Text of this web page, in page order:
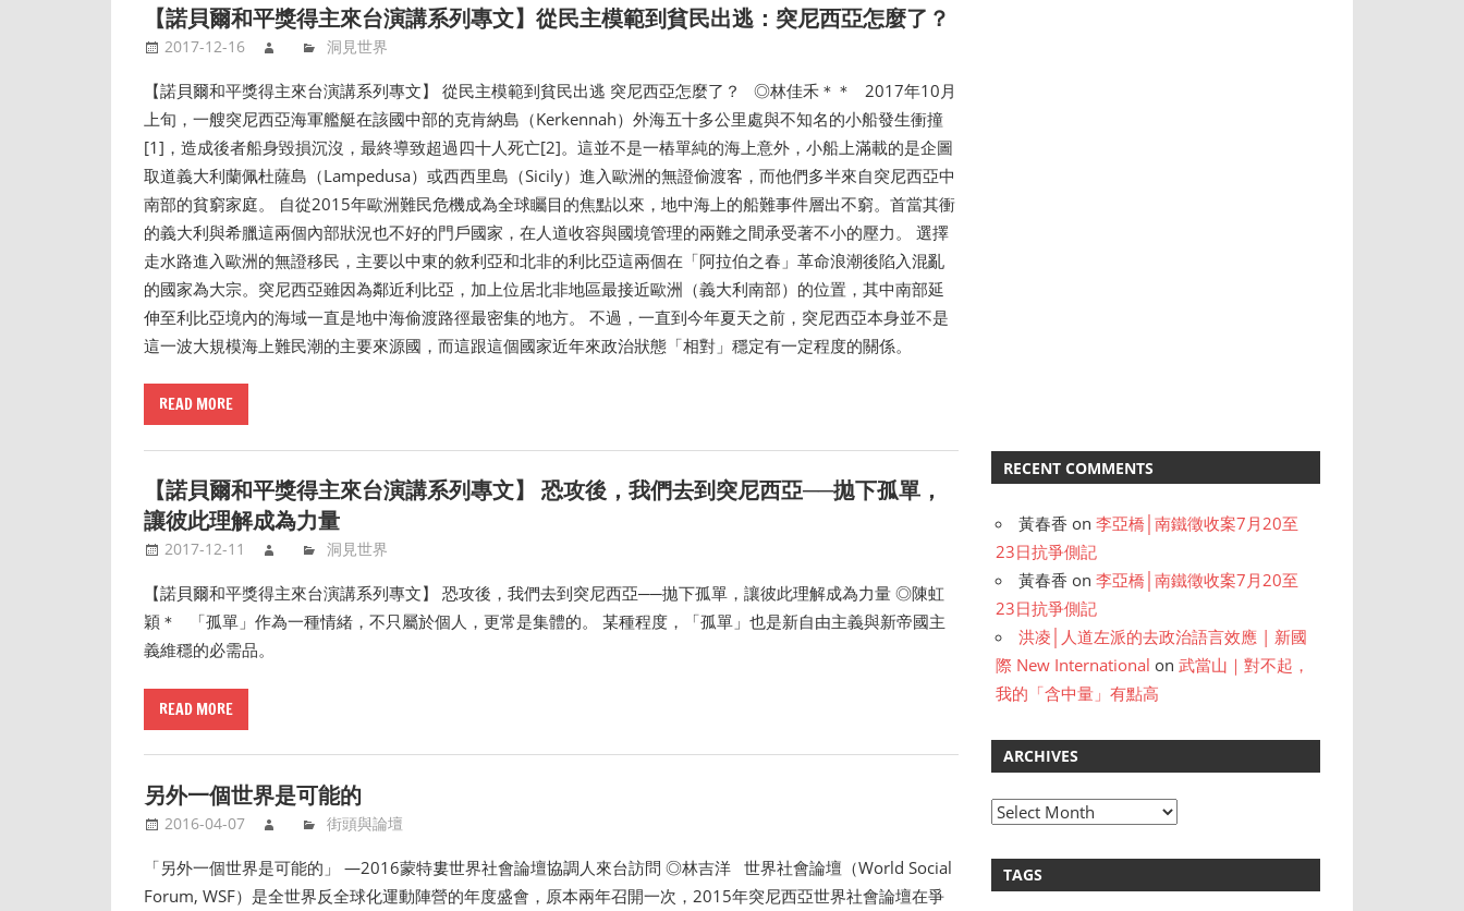
【諾貝爾和平獎得主來台演講系列專文】從民主模範到貧民出逃：突尼西亞怎麼了？
2017-12-16 洞見世界
【諾貝爾和平獎得主來台演講系列專文】 從民主模範到貧民出逃 突尼西亞怎麼了？ ◎林佳禾＊＊ 2017年10月
上旬，一艘突尼西亞海軍艦艇在該國中部的克肯納島（Kerkennah）外海五十多公里處與不知名的小船發生衝撞
[1]，造成後者船身毀損沉沒，最終導致超過四十人死亡[2]。這並不是一樁單純的海上意外，小船上滿載的是企圖
取道義大利蘭佩杜薩島（Lampedusa）或西西里島（Sicily）進入歐洲的無證偷渡客，而他們多半來自突尼西亞中
南部的貧窮家庭。 自從2015年歐洲難民危機成為全球矚目的焦點以來，地中海上的船難事件層出不窮。首當其衝
的義大利與希臘這兩個內部狀況也不好的門戶國家，在人道收容與國境管理的兩難之間承受著不小的壓力。 選擇
走水路進入歐洲的無證移民，主要以中東的敘利亞和北非的利比亞這兩個在「阿拉伯之春」革命浪潮後陷入混亂
的國家為大宗。突尼西亞雖因為鄰近利比亞，加上位居北非地區最接近歐洲（義大利南部）的位置，其中南部延
伸至利比亞境內的海域一直是地中海偷渡路徑最密集的地方。 不過，一直到今年夏天之前，突尼西亞本身並不是
這一波大規模海上難民潮的主要來源國，而這跟這個國家近年來政治狀態「相對」穩定有一定程度的關係。
READ MORE
【諾貝爾和平獎得主來台演講系列專文】 恐攻後，我們去到突尼西亞──拋下孤單，
讓彼此理解成為力量
2017-12-11 洞見世界
【諾貝爾和平獎得主來台演講系列專文】 恐攻後，我們去到突尼西亞──拋下孤單，讓彼此理解成為力量 ◎陳虹
穎＊ 「孤單」作為一種情緒，不只屬於個人，更常是集體的。 某種程度，「孤單」也是新自由主義與新帝國主
義維穩的必需品。
READ MORE
另外一個世界是可能的
2016-04-07 街頭與論壇
「另外一個世界是可能的」 —2016蒙特婁世界社會論壇協調人來台訪問 ◎林吉洋 世界社會論壇（World Social
Forum, WSF）是全世界反全球化運動陣營的年度盛會，原本兩年召開一次，2015年突尼西亞世界社會論壇在爭
RECENT COMMENTS
黃春香 on李亞橋│南鐵徵收案7月20至
23日抗爭側記
黃春香 on李亞橋│南鐵徵收案7月20至
23日抗爭側記
洪凌│人道左派的去政治語言效應 | 新國
際 New International on武當山｜對不起，
我的「含中量」有點高
ARCHIVES
A
h
TAGS